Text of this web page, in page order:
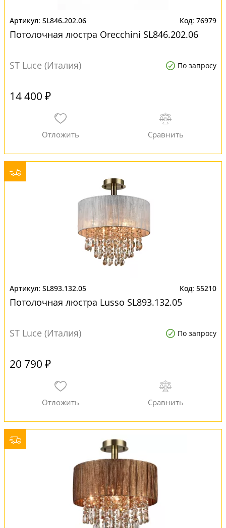
SL846.202.06 76979
Потолочная люстра Orecchini SL846.202.06
ST Luce (Италия) По запросу
14 400 ₽
SL893.132.05 55210
Потолочная люстра Lusso SL893.132.05
ST Luce (Италия) По запросу
20 790 ₽